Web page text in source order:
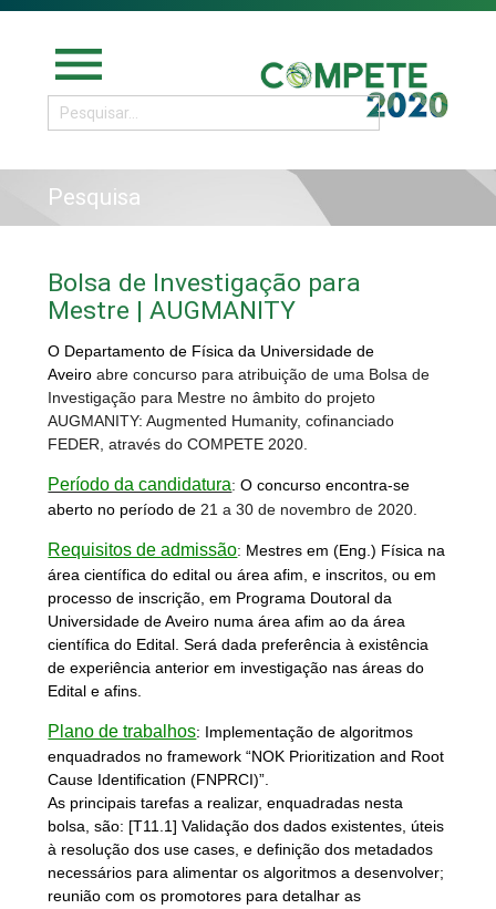
menu
Pesquisa
Bolsa de Investigação para
Mestre | AUGMANITY
O Departamento de Física da Universidade de
Aveiro abre concurso para atribuição de uma Bolsa de
Investigação para Mestre no âmbito do projeto
AUGMANITY: Augmented Humanity, cofinanciado
FEDER, através do COMPETE 2020.
Período da candidatura:O concurso encontra-se
aberto no período de21 a 30 de novembro de 2020.
Requisitos de admissão: Mestres em (Eng.) Física na
área científica do edital ou área afim, e inscritos, ou em
processo de inscrição, em Programa Doutoral da
Universidade de Aveiro numa área afim ao da área
científica do Edital. Será dada preferência à existência
de experiência anterior em investigação nas áreas do
Edital e afins.
Plano de trabalhos: Implementação de algoritmos
enquadrados no framework “NOK Prioritization and Root
Cause Identification (FNPRCI)”.
As principais tarefas a realizar, enquadradas nesta
bolsa, são: [T11.1] Validação dos dados existentes, úteis
à resolução dos use cases, e definição dos metadados
necessários para alimentar os algoritmos a desenvolver;
reunião com os promotores para detalhar as